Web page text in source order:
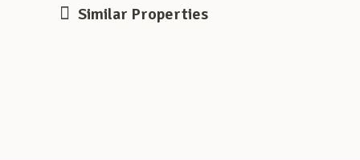
Similar Properties